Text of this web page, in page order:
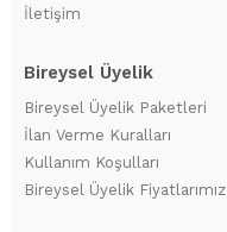
İletişim
Bireysel Üyelik
Bireysel Üyelik Paketleri
İlan Verme Kuralları
Kullanım Koşulları
Bireysel Üyelik Fiyatlarımız